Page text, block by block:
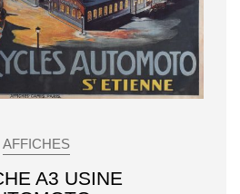
AFFICHES
A3 USINE